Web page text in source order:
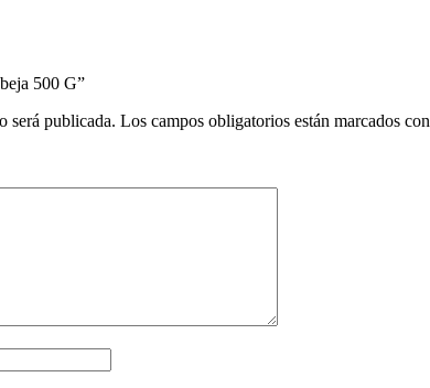
500 G”
será publicada. Los campos obligatorios están marcados con